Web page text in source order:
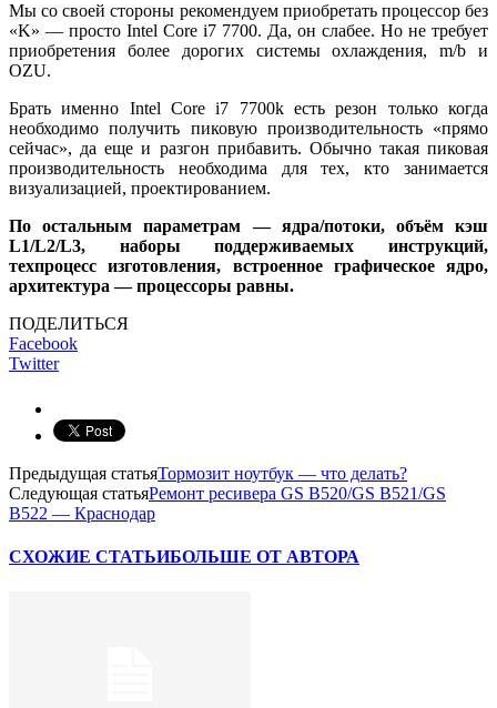
Мы со своей стороны рекомендуем приобретать процессор без
«K» — просто Intel Core i7 7700. Да, он слабее. Но не требует
приобретения более дорогих системы охлаждения, m/b и
OZU.
Брать именно Intel Core i7 7700k есть резон только когда
необходимо получить пиковую производительность «прямо
сейчас», да еще и разгон прибавить. Обычно такая пиковая
производительность необходима для тех, кто занимается
визуализацией, проектированием.
По остальным параметрам — ядра/потоки, объём кэш
L1/L2/L3, наборы поддерживаемых инструкций,
техпроцесс изготовления, встроенное графическое ядро,
архитектура — процессоры равны.
ПОДЕЛИТЬСЯ
Facebook
Twitter
Предыдущая статьяТормозит ноутбук — что делать?
Следующая статьяРемонт ресивера GS B520/GS B521/GS
B522 — Краснодар
СХОЖИЕ СТАТЬИБОЛЬШЕ ОТ АВТОРА